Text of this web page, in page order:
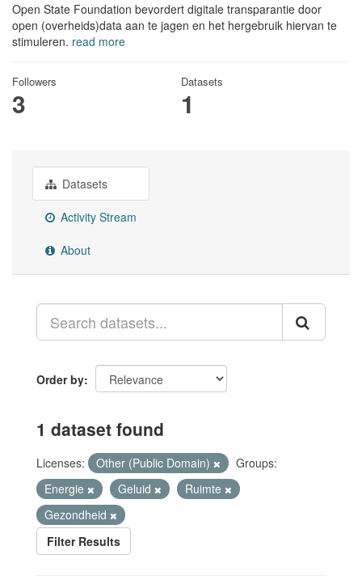
Open State Foundation bevordert digitale transparantie door
open (overheids)data aan te jagen en het hergebruik hiervan te
stimuleren. read more
Followers
3
Datasets
1
Datasets
Activity Stream
About
Order by
1 dataset found
Licenses: Other (Public Domain)
Groups:
Energie
Geluid
Ruimte
Gezondheid
Filter Results